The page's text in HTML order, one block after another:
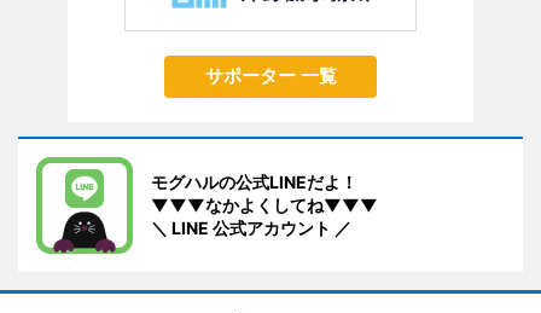
サポーター 一覧
モグハルの公式LINEだよ！
▼▼▼なかよくしてね▼▼▼
＼ LINE 公式アカウント ／